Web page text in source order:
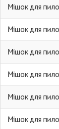
Мішок для
Мішок для
Мішок для
Мішок для
Мішок для
Мішок для